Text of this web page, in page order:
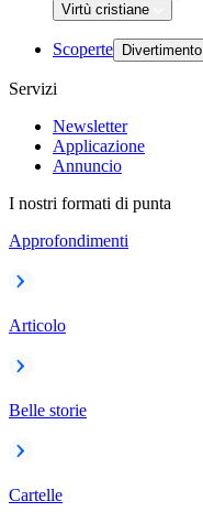
Virtù cristiane
Scoperte Divertimento
Servizi
Newsletter
Applicazione
Annuncio
I nostri formati di punta
Approfondimenti
Articolo
Belle storie
Cartelle